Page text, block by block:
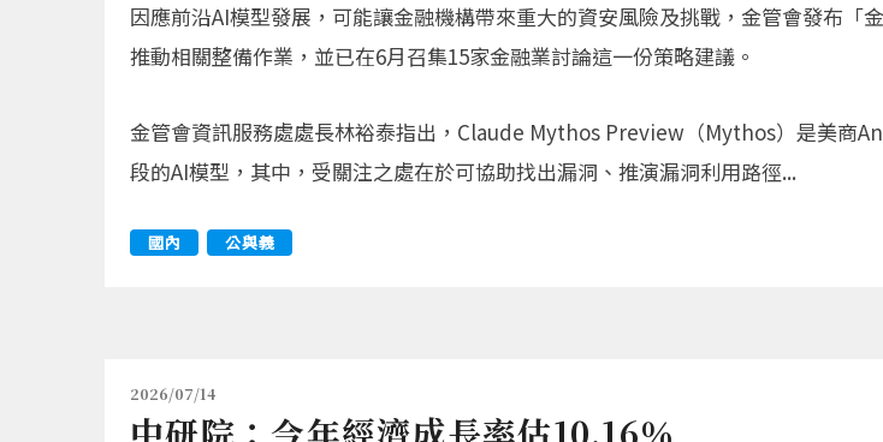
因應前沿AI模型發展，可能讓金融機構帶來重大的資安風險及挑戰，金管會發布
推動相關整備作業，並已在6月召集15家金融業討論這一份策略建議。
金管會資訊服務處處長林裕泰指出，Claude Mythos Preview（Mythos）是美商
段的AI模型，其中，受關注之處在於可協助找出漏洞、推演漏洞利用路徑...
國內 公與義
2026/07/14